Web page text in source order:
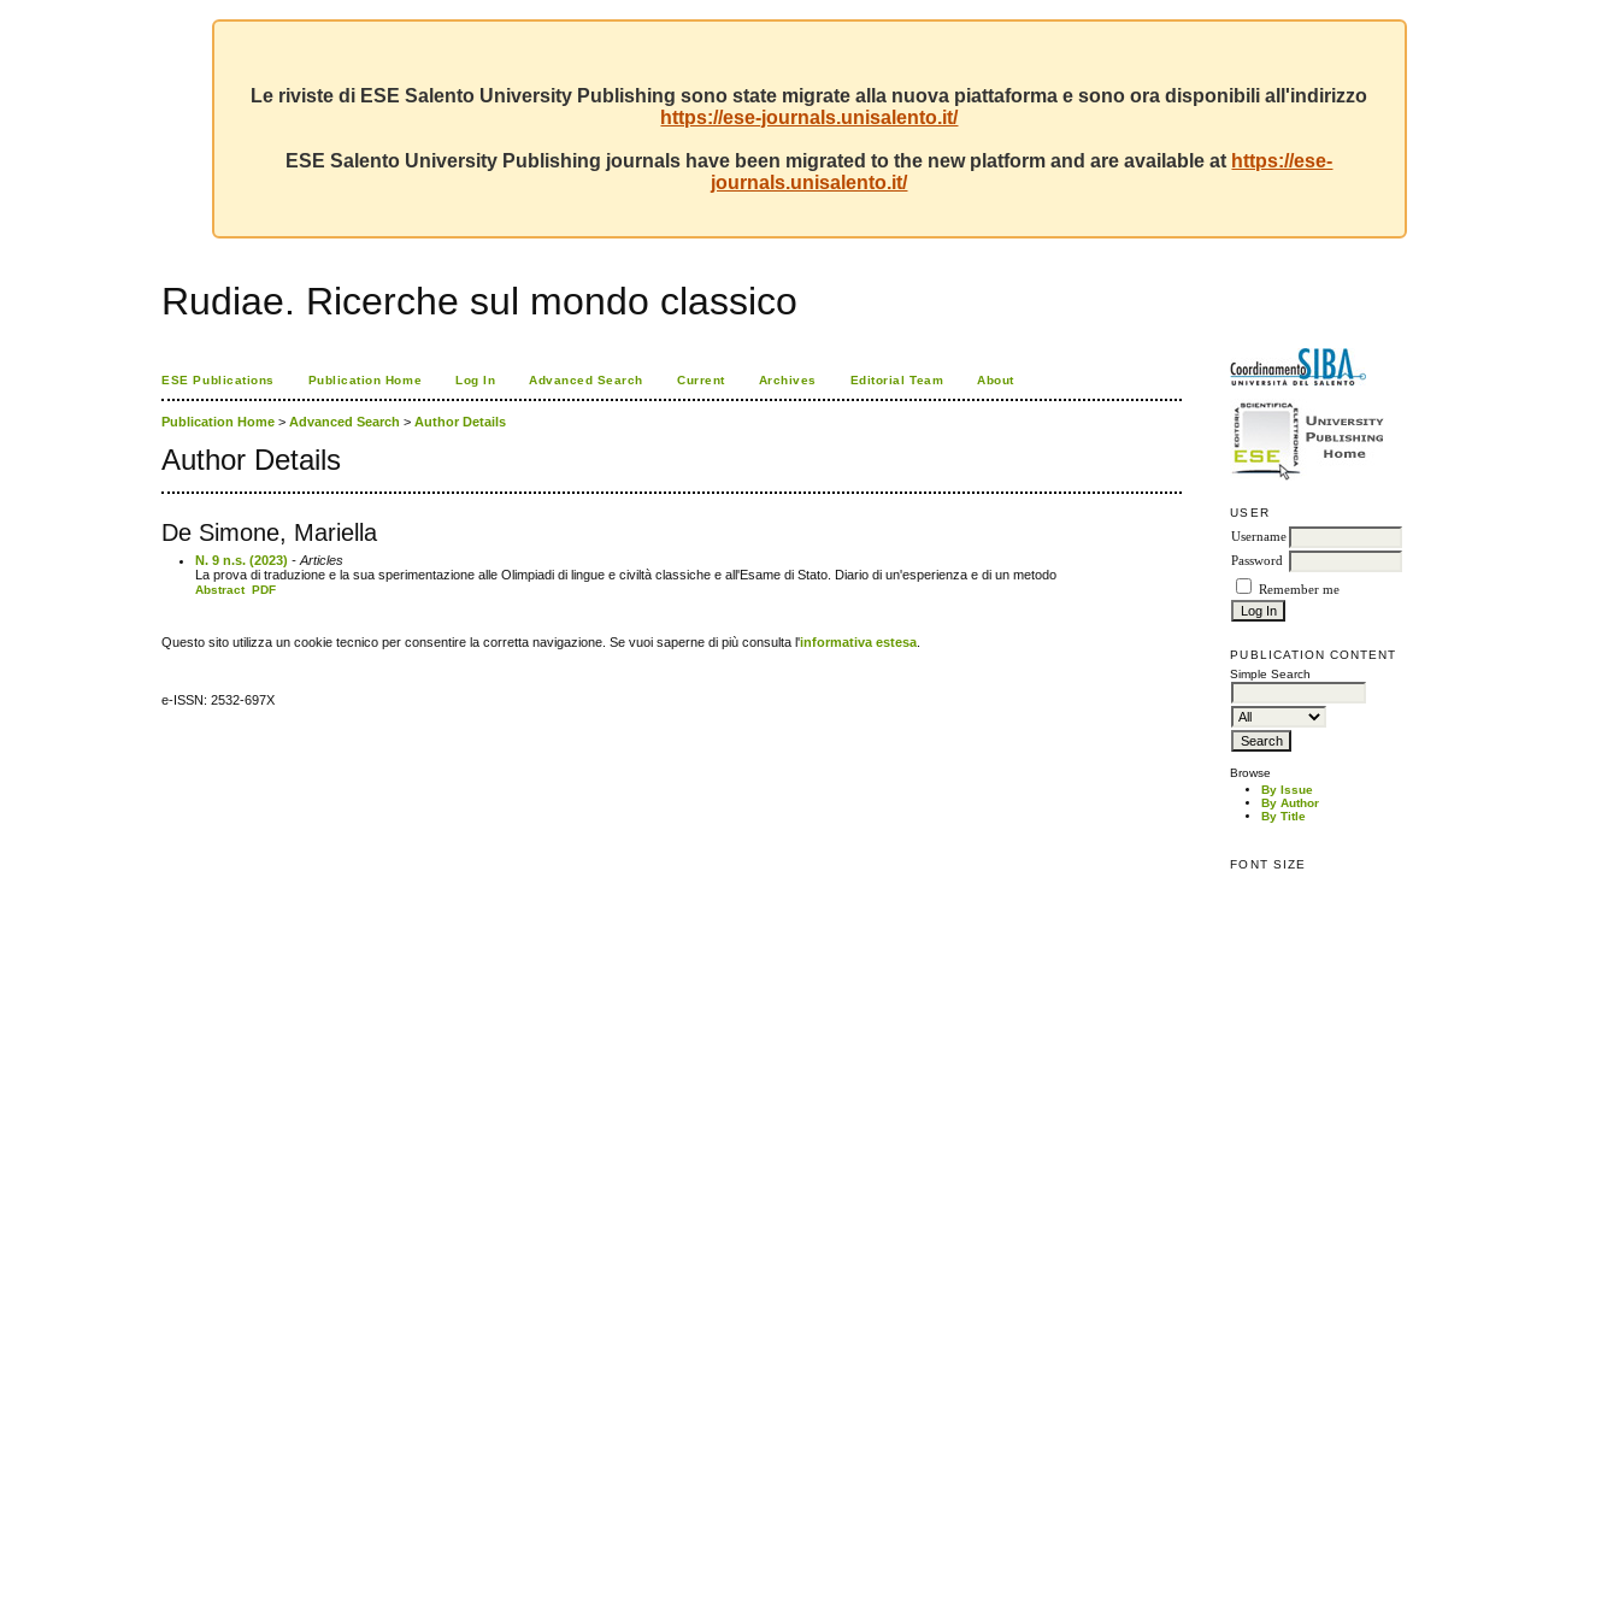
Le riviste di ESE Salento University Publishing sono state migrate alla nuova piattaforma e sono ora disponibili all'indirizzo
https://ese-journals.unisalento.it/
ESE Salento University Publishing journals have been migrated to the new platform and are available at https://ese-
journals.unisalento.it/
Rudiae. Ricerche sul mondo classico
USER
Username
Password
Remember me
PUBLICATION CONTENT
Simple Search
Browse
By Issue
By Author
By Title
FONT SIZE
ESE Publications Publication Home Log In Advanced Search Current Archives Editorial Team About
Publication Home >Advanced Search >Author Details
Author Details
De Simone, Mariella
N. 9 n.s. (2023) - Articles
La prova di traduzione e la sua sperimentazione alle Olimpiadi di lingue e civiltà classiche e all'Esame di Stato. Diario di un'esperienza e di un metodo
Abstract PDF
Questo sito utilizza un cookie tecnico per consentire la corretta navigazione. Se vuoi saperne di più consulta l'informativa estesa
e-ISSN: 2532-697X